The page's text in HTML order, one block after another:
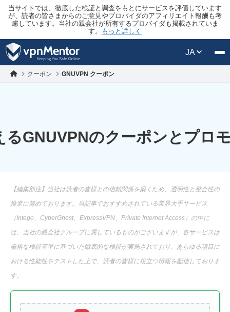
当サイトでは、徹底した検証と調査をもとにサービスを評価しています
が、読者の皆さまからのご意見やプロバイダのアフィリエイト報酬も考
慮しています。当社の親会社が所有するプロバイダも掲載されていま
す。
もっと詳しく
JA
クーポン GNUVPN クーポン
るGNUVPNのクーポンとプロ
【編集部注】当社は読者の皆様との信頼関係を築くため、透明性と整合性の
推進に努めております。当記事でおすすめされている業界大手サービス
（Intego、CyberGhost、ExpressVPN、Private Internet Access）の中に
は、当社の親会社グループに属しているものがございますが、各サービスは
厳格な検証基準に基づいた徹底的な検証が実施されており、あらゆる項目に
おける性能性をテストした上で、読者の皆様に役立つ情報を配信しておりま
す。